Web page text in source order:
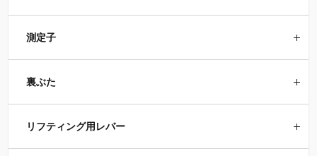
測定子
裏ぶた
リフティング用レバー